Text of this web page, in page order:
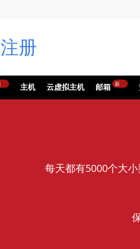
主机 云虚拟主机 邮箱 新
每天都有5000个大